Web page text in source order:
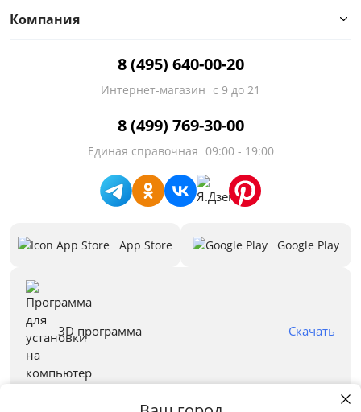
Высота сиденья от пола, см
Глубина сиденья, см
Длина спального места, см
место, кг
Предложения
Компания
8 (495) 640-00-20
Интернет-магазин с 9 до 21
8 (499) 769-30-00
Единая справочная 09:00 - 19:00
App Store Google Play
3D программа Скачать